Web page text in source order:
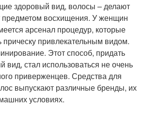
здоровый вид, волосы – делают
предметом восхищения. У женщин
арсенал процедур, которые
прическу привлекательным видом.
Этот способ, придать
вид, стал использоваться не очень
приверженцев. Средства для
выпускают различные бренды, их
условиях.